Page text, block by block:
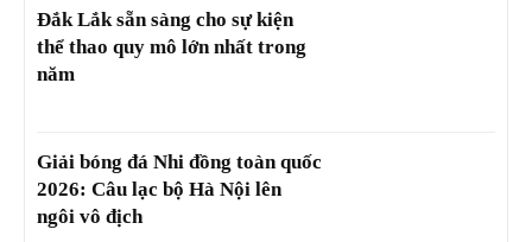
Đắk Lắk sẵn sàng cho sự kiện
thể thao quy mô lớn nhất trong
năm
Giải bóng đá Nhi đồng toàn quốc
2026: Câu lạc bộ Hà Nội lên
ngôi vô địch